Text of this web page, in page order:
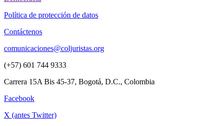
Política de protección de datos
Contáctenos
comunicaciones@coljuristas.org
(+57) 601 744 9333
Carrera 15A Bis 45-37, Bogotá, D.C., Colombia
Facebook
X (antes Twitter)